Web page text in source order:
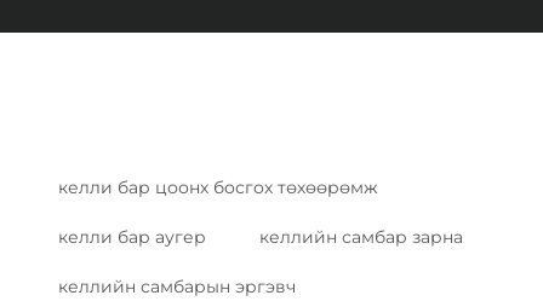
келли бар цоонх босгох төхөөрөмж
келли бар аугер келлийн самбар зарна
келлийн самбарын эргэвч